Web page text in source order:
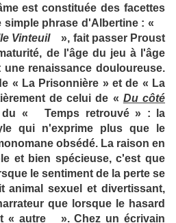
est constituée des facettes
simple phrase d'Albertine : «
Vinteuil», fait passer Proust
de l'âge du jeu à l'âge
renaissance douloureuse.
« La Prisonnière » et de « La
de celui de « Du côté
« Temps retrouvé » : la
qui n'exprime plus que le
obsédé. La raison en
et bien spécieuse, c'est que
le sentiment de la perte se
animal sexuel et divertissant,
que lorsque le hasard
« autre ». Chez un écrivain